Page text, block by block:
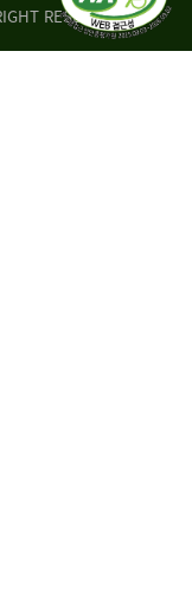
RESERVED